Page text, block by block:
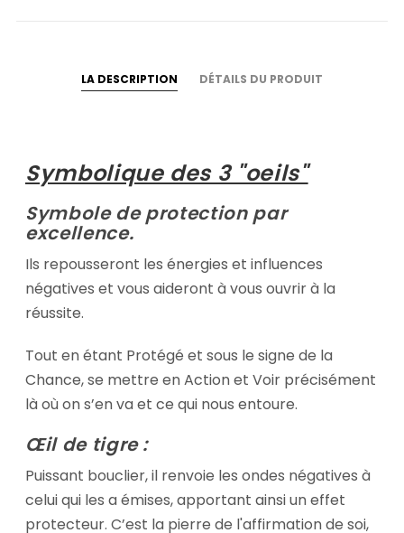
LA DESCRIPTION DÉTAILS DU PRODUIT
Symbolique des 3 "oeils"
Symbole de protection par
excellence.
Ils repousseront les énergies et influences
négatives et vous aideront à vous ouvrir à la
réussite.
Tout en étant Protégé et sous le signe de la
Chance, se mettre en Action et Voir précisément
là où on s’en va et ce qui nous entoure.
Œil de tigre :
Puissant bouclier, il renvoie les ondes négatives à
celui qui les a émises, apportant ainsi un effet
protecteur. C’est la pierre de l'affirmation de soi,